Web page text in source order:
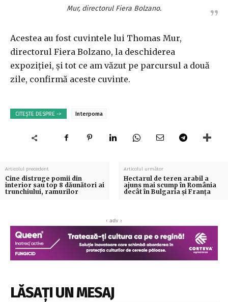
Mur, directorul Fiera Bolzano.
Acestea au fost cuvintele lui Thomas Mur,
directorul Fiera Bolzano, la deschiderea
expoziției, și tot ce am văzut pe parcursul a două
zile, confirmă aceste cuvinte.
CITEȘTE DESPRE -> Interpoma
Articolul precedent
Cine distruge pomii din
interior sau top 8 dăunători ai
trunchiului, ramurilor
Articolul următor
Hectarul de teren arabil a
ajuns mai scump în România
decât în Bulgaria și Franța
‹ adv ›
LĂSAȚI UN MESAJ